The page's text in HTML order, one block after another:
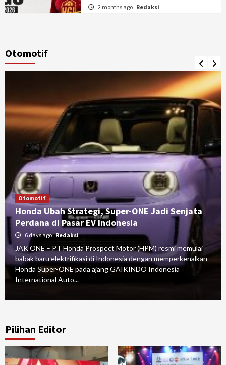
2 months ago Redaksi
Otomotif
Otomotif
Honda Ubah Strategi, Super-ONE Jadi Senjata
Perdana di Pasar EV Indonesia
6 days ago Redaksi
JAK ONE – PT Honda Prospect Motor (HPM) resmi memulai
babak baru elektrifikasi di Indonesia dengan memperkenalkan
Honda Super-ONE pada ajang GAIKINDO Indonesia
International Auto...
Pilihan Editor